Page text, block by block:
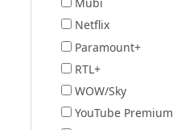
Netflix
Paramount+
RTL+
WOW/Sky
YouTube Premium